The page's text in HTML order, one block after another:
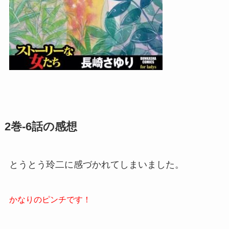
2巻-6話の感想
とうとう玲二に感づかれてしまいました。
かなりのピンチです！